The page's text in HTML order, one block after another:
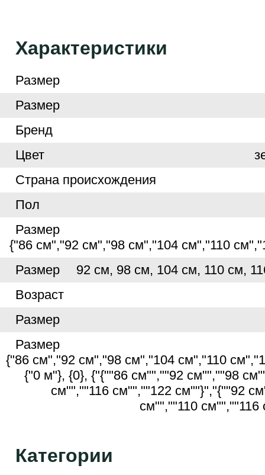
Характеристики
Размер
Размер
Бренд
Цвет
Страна происхождения
Пол
Размер
{"86 см","92 см","98 см","104 см","110
Размер
92 см, 98 см, 104 см, 110 см,
Возраст
Размер
Размер
{"86 см","92 см","98 см","104 см","110
{"0 м"}, {0}, {"{""86 см"",""92 см"",""98
см"",""116 см"",""122 см""}","{""92
см"",""110
Категории